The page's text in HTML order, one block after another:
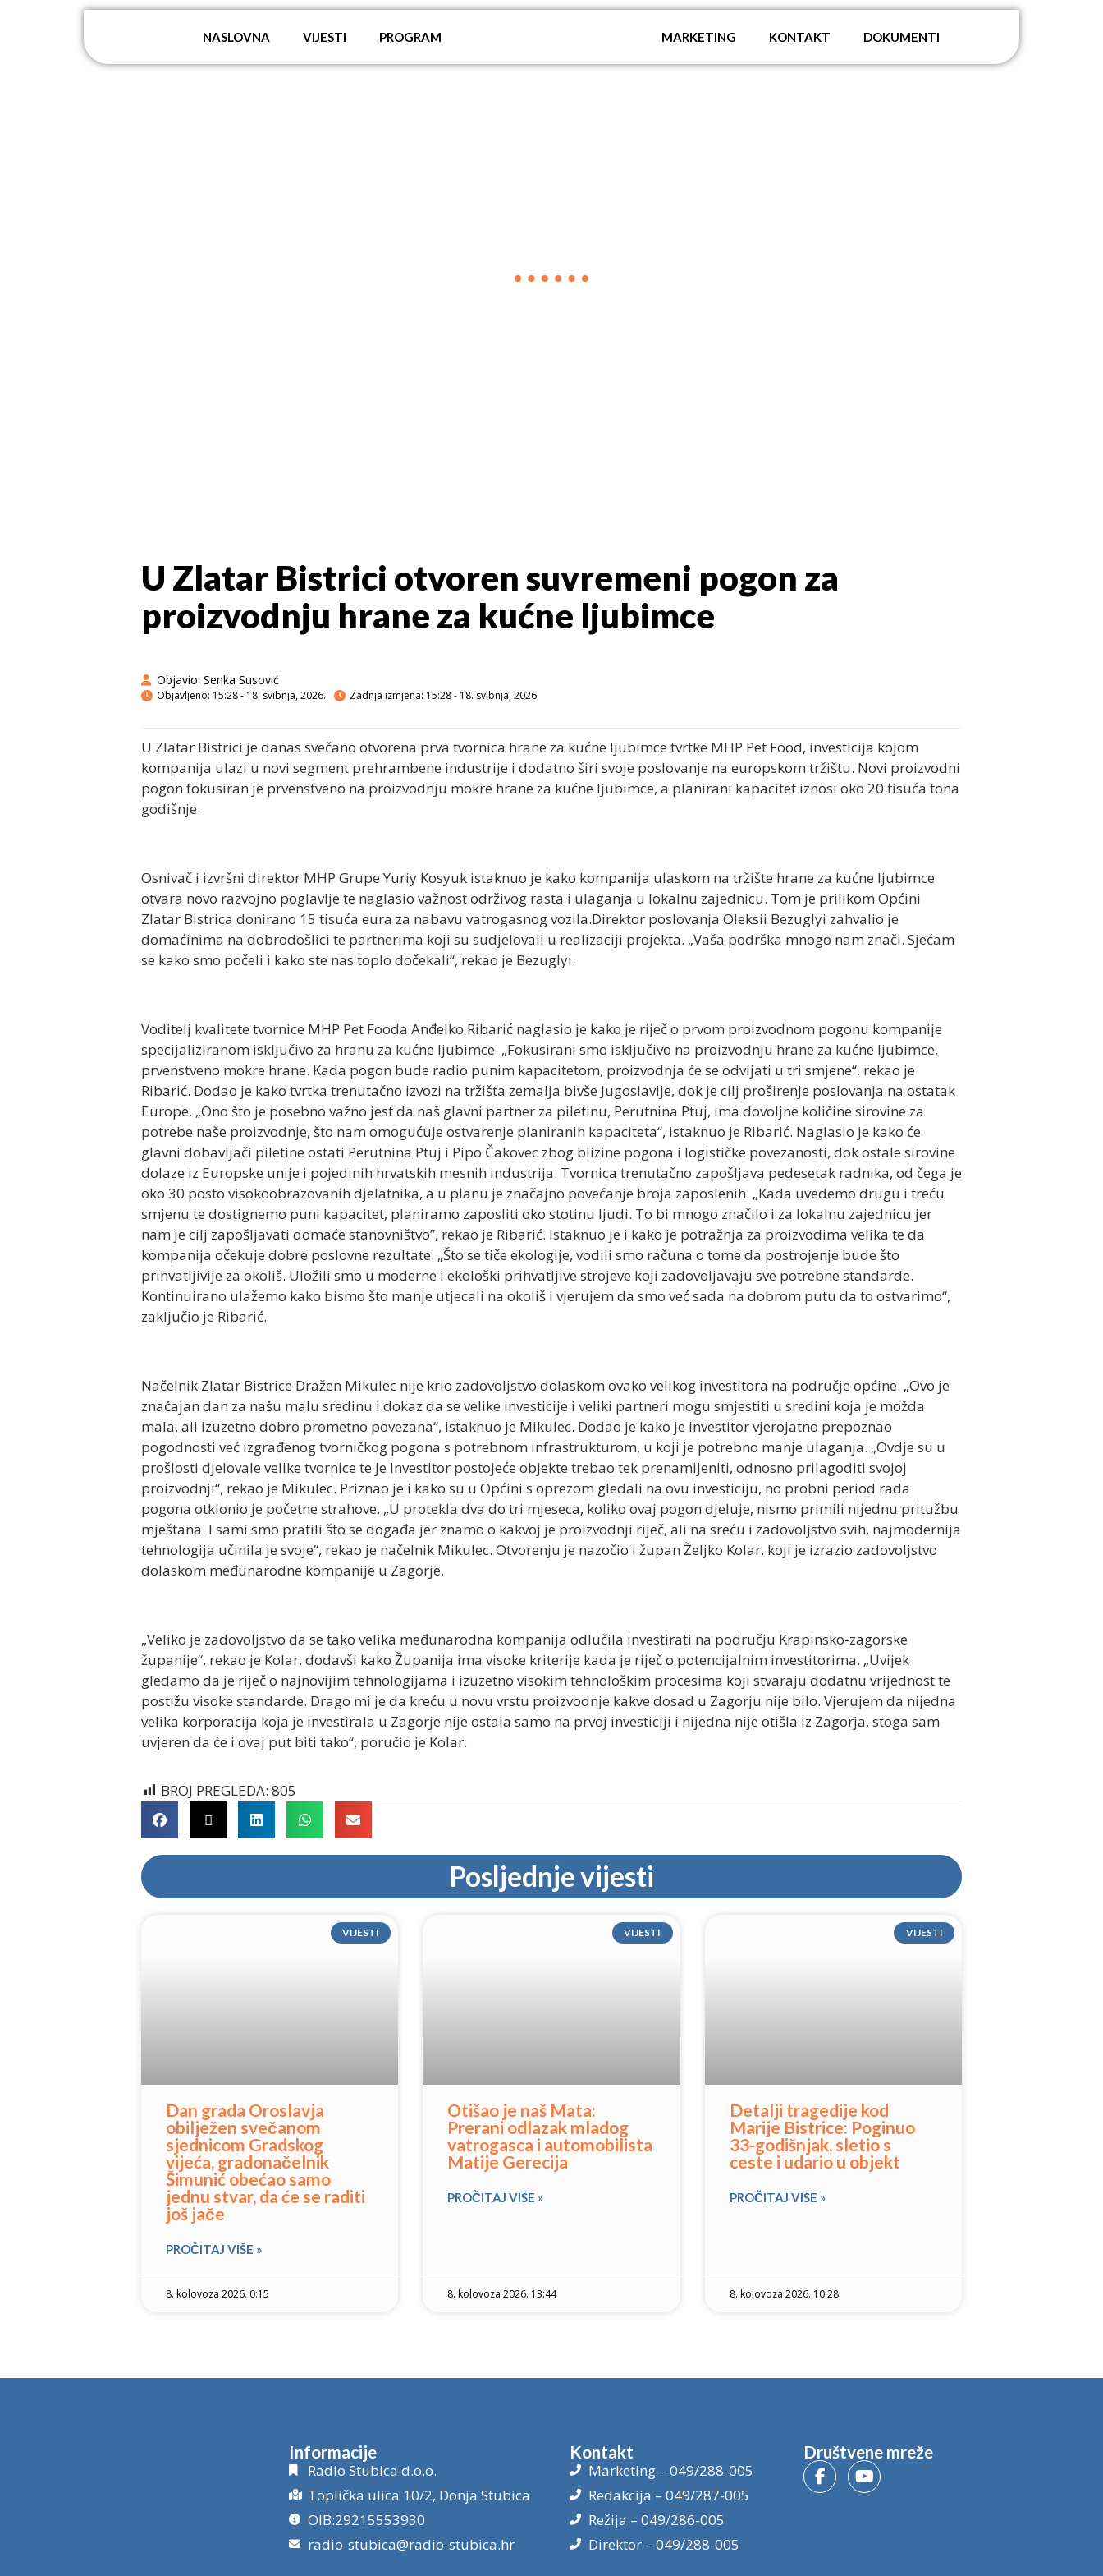
NASLOVNA VIJESTI PROGRAM MARKETING KONTAKT DOKUMENTI
U Zlatar Bistrici otvoren suvremeni pogon za
proizvodnju hrane za kućne ljubimce
Objavio: Senka Susović
Objavljeno: 15:28 - 18. svibnja, 2026. Zadnja izmjena: 15:28 - 18. svibnja, 2026.
U Zlatar Bistrici je danas svečano otvorena prva tvornica hrane za kućne ljubimce tvrtke MHP Pet Food, investicija kojom
kompanija ulazi u novi segment prehrambene industrije i dodatno širi svoje poslovanje na europskom tržištu. Novi proizvodni
pogon fokusiran je prvenstveno na proizvodnju mokre hrane za kućne ljubimce, a planirani kapacitet iznosi oko 20 tisuća tona
godišnje.
Osnivač i izvršni direktor MHP Grupe Yuriy Kosyuk istaknuo je kako kompanija ulaskom na tržište hrane za kućne ljubimce
otvara novo razvojno poglavlje te naglasio važnost održivog rasta i ulaganja u lokalnu zajednicu. Tom je prilikom Općini
Zlatar Bistrica donirano 15 tisuća eura za nabavu vatrogasnog vozila.Direktor poslovanja Oleksii Bezuglyi zahvalio je
domaćinima na dobrodošlici te partnerima koji su sudjelovali u realizaciji projekta. „Vaša podrška mnogo nam znači. Sjećam
se kako smo počeli i kako ste nas toplo dočekali“, rekao je Bezuglyi.
Voditelj kvalitete tvornice MHP Pet Fooda Anđelko Ribarić naglasio je kako je riječ o prvom proizvodnom pogonu kompanije
specijaliziranom isključivo za hranu za kućne ljubimce. „Fokusirani smo isključivo na proizvodnju hrane za kućne ljubimce,
prvenstveno mokre hrane. Kada pogon bude radio punim kapacitetom, proizvodnja će se odvijati u tri smjene“, rekao je
Ribarić. Dodao je kako tvrtka trenutačno izvozi na tržišta zemalja bivše Jugoslavije, dok je cilj proširenje poslovanja na ostatak
Europe. „Ono što je posebno važno jest da naš glavni partner za piletinu, Perutnina Ptuj, ima dovoljne količine sirovine za
potrebe naše proizvodnje, što nam omogućuje ostvarenje planiranih kapaciteta“, istaknuo je Ribarić. Naglasio je kako će
glavni dobavljači piletine ostati Perutnina Ptuj i Pipo Čakovec zbog blizine pogona i logističke povezanosti, dok ostale sirovine
dolaze iz Europske unije i pojedinih hrvatskih mesnih industrija. Tvornica trenutačno zapošljava pedesetak radnika, od čega je
oko 30 posto visokoobrazovanih djelatnika, a u planu je značajno povećanje broja zaposlenih. „Kada uvedemo drugu i treću
smjenu te dostignemo puni kapacitet, planiramo zaposliti oko stotinu ljudi. To bi mnogo značilo i za lokalnu zajednicu jer
nam je cilj zapošljavati domaće stanovništvo”, rekao je Ribarić. Istaknuo je i kako je potražnja za proizvodima velika te da
kompanija očekuje dobre poslovne rezultate. „Što se tiče ekologije, vodili smo računa o tome da postrojenje bude što
prihvatljivije za okoliš. Uložili smo u moderne i ekološki prihvatljive strojeve koji zadovoljavaju sve potrebne standarde.
Kontinuirano ulažemo kako bismo što manje utjecali na okoliš i vjerujem da smo već sada na dobrom putu da to ostvarimo“,
zaključio je Ribarić.
Načelnik Zlatar Bistrice Dražen Mikulec nije krio zadovoljstvo dolaskom ovako velikog investitora na područje općine. „Ovo je
značajan dan za našu malu sredinu i dokaz da se velike investicije i veliki partneri mogu smjestiti u sredini koja je možda
mala, ali izuzetno dobro prometno povezana“, istaknuo je Mikulec. Dodao je kako je investitor vjerojatno prepoznao
pogodnosti već izgrađenog tvorničkog pogona s potrebnom infrastrukturom, u koji je potrebno manje ulaganja. „Ovdje su u
prošlosti djelovale velike tvornice te je investitor postojeće objekte trebao tek prenamijeniti, odnosno prilagoditi svojoj
proizvodnji“, rekao je Mikulec. Priznao je i kako su u Općini s oprezom gledali na ovu investiciju, no probni period rada
pogona otklonio je početne strahove. „U protekla dva do tri mjeseca, koliko ovaj pogon djeluje, nismo primili nijednu pritužbu
mještana. I sami smo pratili što se događa jer znamo o kakvoj je proizvodnji riječ, ali na sreću i zadovoljstvo svih, najmodernija
tehnologija učinila je svoje“, rekao je načelnik Mikulec. Otvorenju je nazočio i župan Željko Kolar, koji je izrazio zadovoljstvo
dolaskom međunarodne kompanije u Zagorje.
„Veliko je zadovoljstvo da se tako velika međunarodna kompanija odlučila investirati na području Krapinsko-zagorske
županije“, rekao je Kolar, dodavši kako Županija ima visoke kriterije kada je riječ o potencijalnim investitorima. „Uvijek
gledamo da je riječ o najnovijim tehnologijama i izuzetno visokim tehnološkim procesima koji stvaraju dodatnu vrijednost te
postižu visoke standarde. Drago mi je da kreću u novu vrstu proizvodnje kakve dosad u Zagorju nije bilo. Vjerujem da nijedna
velika korporacija koja je investirala u Zagorje nije ostala samo na prvoj investiciji i nijedna nije otišla iz Zagorja, stoga sam
uvjeren da će i ovaj put biti tako“, poručio je Kolar.
BROJ PREGLEDA: 805
Posljednje vijesti
VIJESTI
Dan grada Oroslavja
obilježen svečanom
sjednicom Gradskog
vijeća, gradonačelnik
Šimunić obećao samo
jednu stvar, da će se raditi
još jače
PROČITAJ VIŠE »
8. kolovoza 2026. 0:15
VIJESTI
Otišao je naš Mata:
Prerani odlazak mladog
vatrogasca i automobilista
Matije Gerecija
PROČITAJ VIŠE »
8. kolovoza 2026. 13:44
VIJESTI
Detalji tragedije kod
Marije Bistrice: Poginuo
33-godišnjak, sletio s
ceste i udario u objekt
PROČITAJ VIŠE »
8. kolovoza 2026. 10:28
Informacije
Radio Stubica d.o.o.
Toplička ulica 10/2, Donja Stubica
OIB:29215553930
radio-stubica@radio-stubica.hr
Kontakt
Marketing – 049/288-005
Redakcija – 049/287-005
Režija – 049/286-005
Direktor – 049/288-005
Društvene mreže